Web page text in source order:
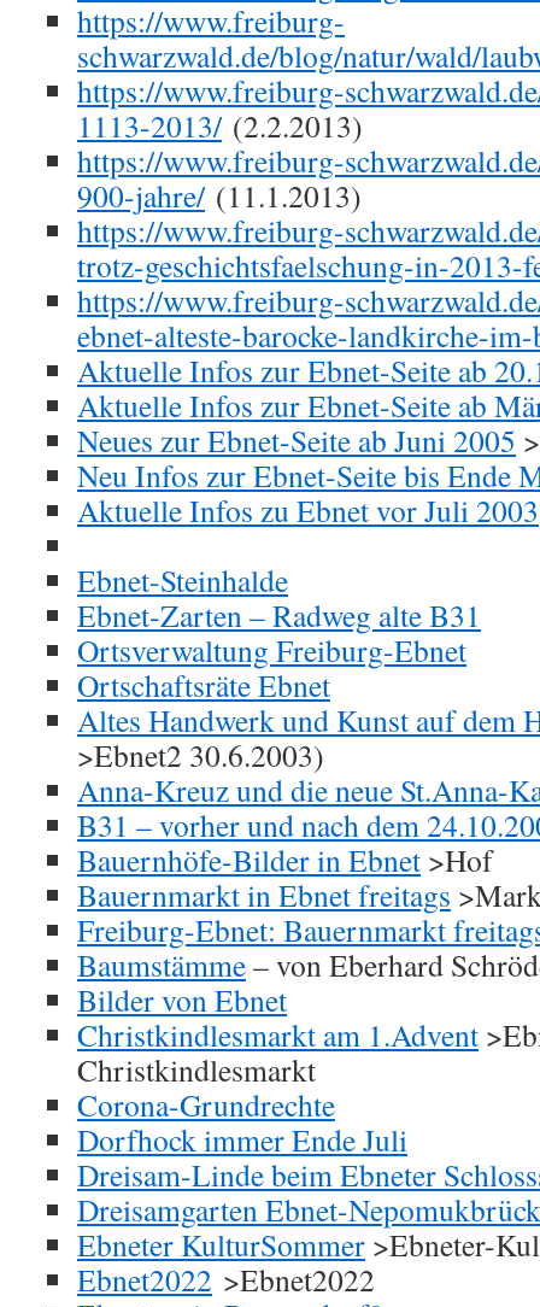
https://www.freiburg-
schwarzwald.de/blog/natur/wald/
https://www.freiburg-
1113-2013/(2.2.2013)
https://www.freiburg-
900-jahre/(11.1.2013)
https://www.freiburg-
trotz-geschichtsfaelschung-in-2013-
https://www.freiburg-
ebnet-alteste-barocke-landkirche-
Aktuelle Infos zur Ebnet-Seite ab
Aktuelle Infos zur Ebnet-Seite ab
Neues zur Ebnet-Seite ab Juni 2005
Neu Infos zur Ebnet-Seite bis Ende
Aktuelle Infos zu Ebnet vor Juli 2003
Ebnet-Steinhalde
Ebnet-Zarten – Radweg alte B31
Ortsverwaltung Freiburg-Ebnet
Ortschaftsräte Ebnet
Altes Handwerk und Kunst auf dem
>Ebnet2 30.6.2003)
Anna-Kreuz und die neue St.Anna-
B31 – vorher und nach dem
Bauernhöfe-Bilder in Ebnet >Hof
Bauernmarkt in Ebnet freitags
Freiburg-Ebnet: Bauernmarkt
Baumstämme– von Eberhard
Bilder von Ebnet
Christkindlesmarkt am 1.Advent
Christkindlesmarkt
Corona-Grundrechte
Dorfhock immer Ende Juli
Dreisam-Linde beim Ebneter
Dreisamgarten Ebnet-
Ebneter KulturSommer >Ebneter-
Ebnet2022 >Ebnet2022